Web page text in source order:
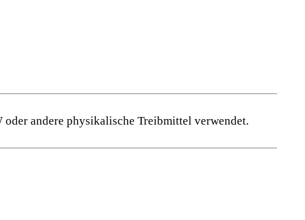
andere physikalische Treibmittel verwendet.